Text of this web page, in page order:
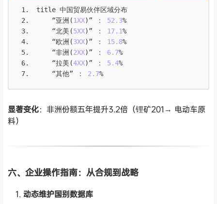
title 中国贸易伙伴区域分布
“亚洲 (1XX)” ： 52.3%
“北美 (5XX)” ： 17.1%
“欧洲 (3XX)” ： 15.8%
“非洲 (2XX)” ： 6.7%
“拉美 (4XX)” ： 5.4%
“其他”
： 2.7%
显著变化：非洲份额五年提升3.2倍（锂矿201→ 电动车原
料）
六、企业操作指南：从合规到战略
动态维护国别数据库